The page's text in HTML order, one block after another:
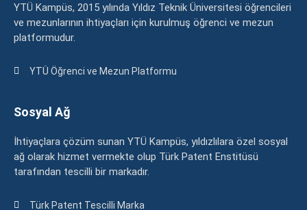
YTÜ Kampüs, 2015 yılında Yıldız Teknik Üniversitesi öğrencileri
ve mezunlarının ihtiyaçları için kurulmuş öğrenci ve mezun
platformudur.
YTÜ Öğrenci ve Mezun Platformu
Sosyal Ağ
İhtiyaçlara çözüm sunan YTÜ Kampüs, yıldızlılara özel sosyal
ağ olarak hizmet vermekte olup Türk Patent Enstitüsü
tarafından tescilli bir markadır.
Türk Patent Tescilli Marka